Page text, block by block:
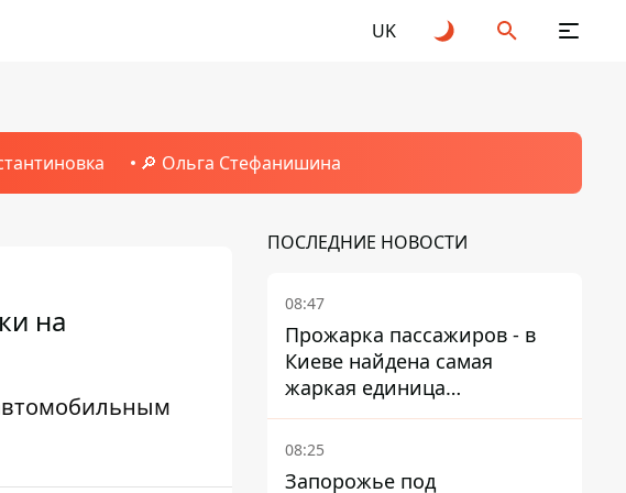
UK
🔎 Ольга Стефанишина
на
ПОСЛЕДНИЕ НОВОСТИ
08:47
Прожарка пассажиров - в
Киеве найдена самая
жаркая единица
общественного транспорта
08:25
Запорожье под